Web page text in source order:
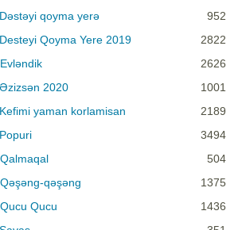
qoyma yerə
952
Qoyma Yere 2019
2822
2626
2020
1001
yaman korlamisan
2189
3494
504
qəşəng
1375
Qucu
1436